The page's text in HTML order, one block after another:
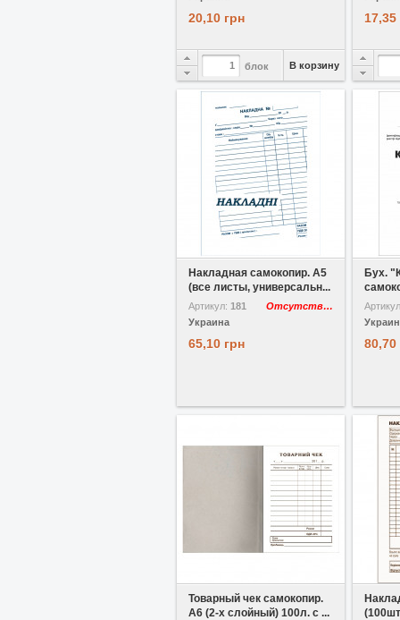
20,10 грн
блок В корзину
17,35
Накладная самокопир. А5
(все листы, универсальн...
Артикул: 181
Отсутствует
Украина
65,10 грн
Бух.
80,70
Товарный чек самокопир.
А6 (2-х слойный) 100л. с ...
В